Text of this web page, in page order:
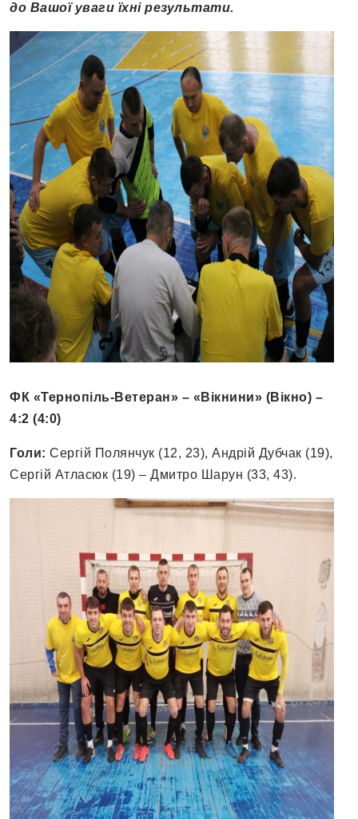
до Вашої уваги їхні результати.
ФК «Тернопіль-Ветеран» – «Вікнини» (Вікно) –
4:2 (4:0)
Голи: Сергій Полянчук (12, 23), Андрій Дубчак (19),
Сергій Атласюк (19) – Дмитро Шарун (33, 43).